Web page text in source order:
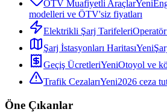
ÖTV Muafiyetli AraçlarYeni
modelleri ve ÖTV'siz fiyatları
Elektrikli Şarj Tarifeleri
Şarj İstasyonları HaritasıYeni
Geçiş ÜcretleriYeniOtoyol ve
Trafik CezalarıYeni2026 ceza
Öne Çıkanlar